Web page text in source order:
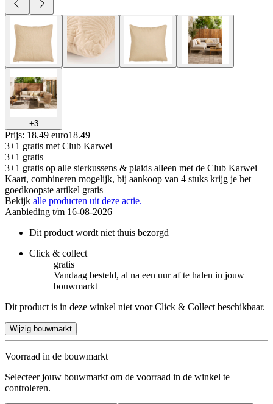
+3
Prijs: 18.49 euro18.49
3+1 gratis met Club Karwei
3+1 gratis
3+1 gratis op alle sierkussens & plaids alleen met de Club Karwei
Kaart, combineren mogelijk, bij aankoop van 4 stuks krijg je het
goedkoopste artikel gratis
Bekijk alle producten uit deze actie.
Aanbieding t/m 16-08-2026
Dit product wordt niet thuis bezorgd
Click & collect
gratis
Vandaag besteld, al na een uur af te halen in jouw
bouwmarkt
Dit product is in deze winkel niet voor Click & Collect beschikbaar.
Wijzig bouwmarkt
Voorraad in de bouwmarkt
Selecteer jouw bouwmarkt om de voorraad in de winkel te
controleren.